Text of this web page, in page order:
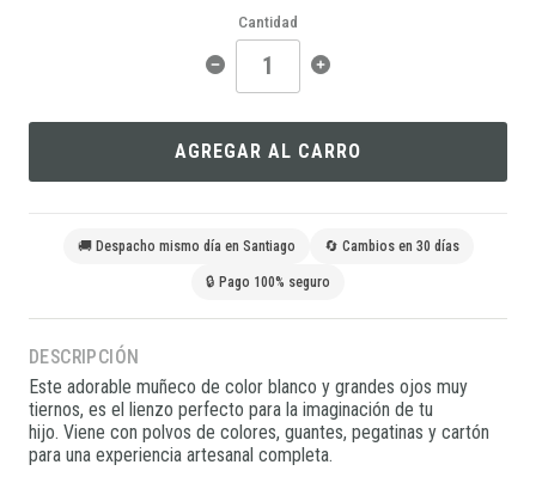
Cantidad
AGREGAR AL CARRO
🚚 Despacho mismo día en Santiago 🔄 Cambios en 30 días
🔒 Pago 100% seguro
DESCRIPCIÓN
Este adorable muñeco de color blanco y grandes ojos muy
tiernos, es el lienzo perfecto para la imaginación de tu
hijo. Viene con polvos de colores, guantes, pegatinas y cartón
para una experiencia artesanal completa.